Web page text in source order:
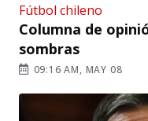
Fútbol chileno
Columna de
sombras
09:16 AM, MAY 08